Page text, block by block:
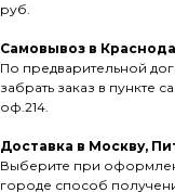
руб.
Самовывоз в
По предварительной
забрать заказ в пункте
оф.214.
Доставка в Москву,
Выберите при
городе способ